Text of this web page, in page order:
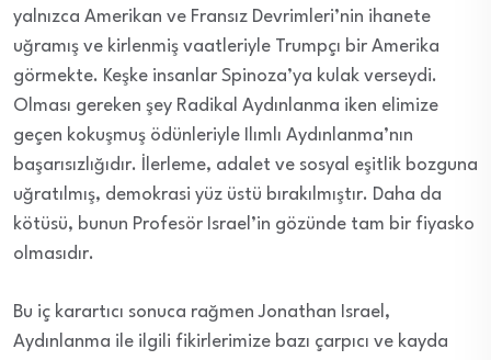
yalnızca Amerikan ve Fransız Devrimleri’nin ihanete
uğramış ve kirlenmiş vaatleriyle Trumpçı bir Amerika
görmekte. Keşke insanlar Spinoza’ya kulak verseydi.
Olması gereken şey Radikal Aydınlanma iken elimize
geçen kokuşmuş ödünleriyle Ilımlı Aydınlanma’nın
başarısızlığıdır. İlerleme, adalet ve sosyal eşitlik bozguna
uğratılmış, demokrasi yüz üstü bırakılmıştır. Daha da
kötüsü, bunun Profesör Israel’in gözünde tam bir fiyasko
olmasıdır.
Bu iç karartıcı sonuca rağmen Jonathan Israel,
Aydınlanma ile ilgili fikirlerimize bazı çarpıcı ve kayda